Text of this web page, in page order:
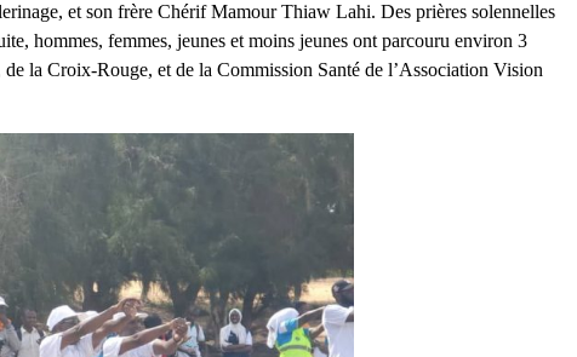
et son frère Chérif Mamour Thiaw Lahi. Des prières solennelles
hommes, femmes, jeunes et moins jeunes ont parcouru environ 3
la Croix-Rouge, et de la Commission Santé de l’Association Vision